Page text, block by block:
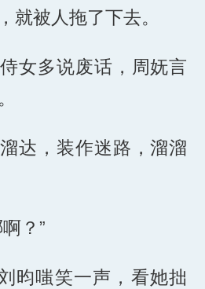
就被人拖了下去。
女多说废话，周妩言
达，装作迷路，溜溜
？”
昀嗤笑一声，看她拙